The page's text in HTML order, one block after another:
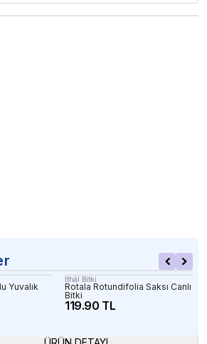
Yuvalık
İthâl Bitki
Rotala Rotundifolia Saksı Canlı
Bitki
119.90 TL